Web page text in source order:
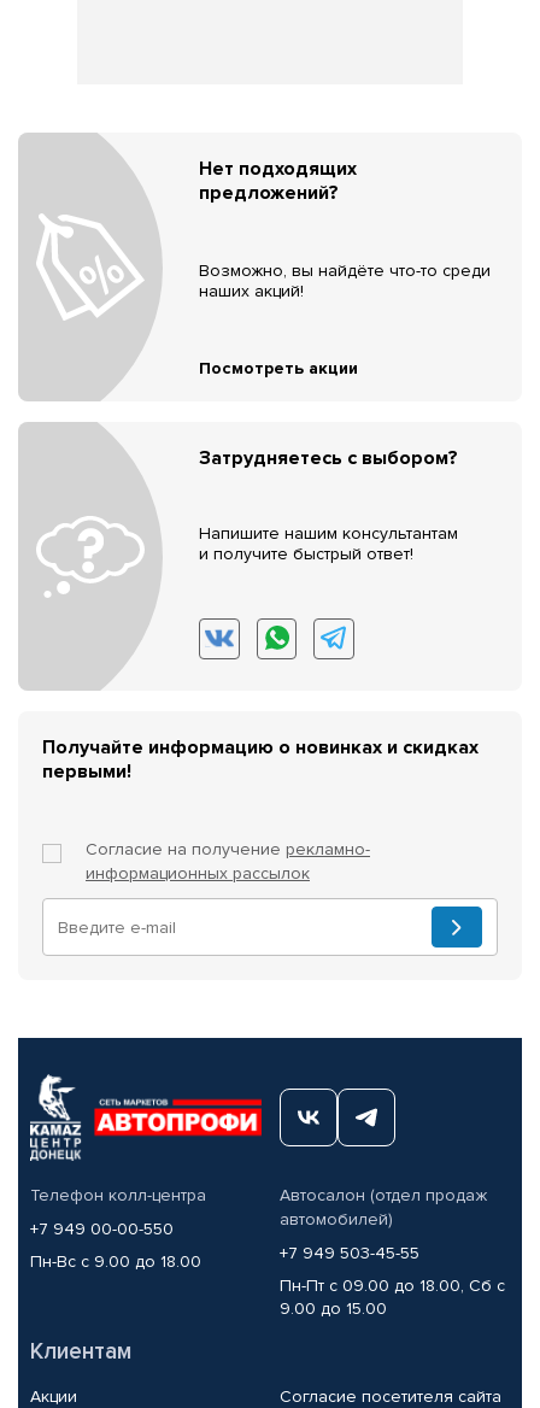
Нет подходящих
предложений?
Возможно, вы найдёте что-то среди
наших акций!
Посмотреть акции
Затрудняетесь с выбором?
Напишите нашим консультантам
и получите быстрый ответ!
Получайте информацию о новинках и скидках
первыми!
Согласие на получение рекламно-
информационных рассылок
Телефон колл-центра
+7 949 00-00-550
Пн-Вс с 9.00 до 18.00
Автосалон (отдел продаж
автомобилей)
+7 949 503-45-55
Пн-Пт с 09.00 до 18.00, Сб с
9.00 до 15.00
Клиентам
Акции Согласие посетителя сайта